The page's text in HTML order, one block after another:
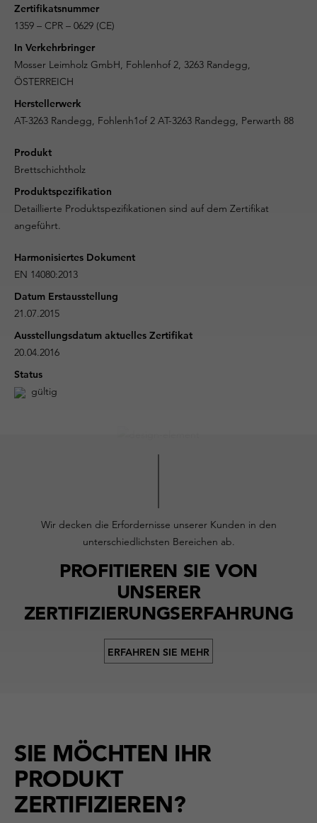
Zertifikatsnummer
1359 – CPR – 0629 (CE)
In Verkehrbringer
Mosser Leimholz GmbH, Fohlenhof 2, 3263 Randegg,
ÖSTERREICH
Herstellerwerk
AT-3263 Randegg, Fohlenh1of 2 AT-3263 Randegg, Perwarth 88
Produkt
Brettschichtholz
Produktspezifikation
Detaillierte Produktspezifikationen sind auf dem Zertifikat
angeführt.
Harmonisiertes Dokument
EN 14080:2013
Datum Erstausstellung
21.07.2015
Ausstellungsdatum aktuelles Zertifikat
20.04.2016
Status
gültig
Wir decken die Erfordernisse unserer Kunden in den
unterschiedlichsten Bereichen ab.
PROFITIEREN SIE VON
UNSERER
ZERTIFIZIERUNGSERFAHRUNG
ERFAHREN SIE MEHR
SIE MÖCHTEN IHR
PRODUKT
ZERTIFIZIEREN?